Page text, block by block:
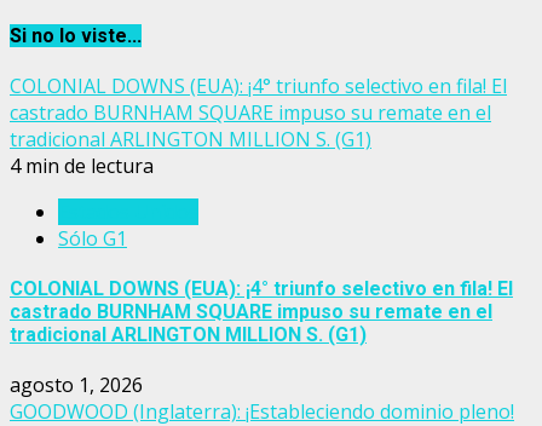
Si no lo viste...
COLONIAL DOWNS (EUA): ¡4° triunfo selectivo en fila! El
castrado BURNHAM SQUARE impuso su remate en el
tradicional ARLINGTON MILLION S. (G1)
4 min de lectura
Sólo G1
COLONIAL DOWNS (EUA): ¡4° triunfo selectivo en fila! El
castrado BURNHAM SQUARE impuso su remate en el
tradicional ARLINGTON MILLION S. (G1)
agosto 1, 2026
GOODWOOD (Inglaterra): ¡Estableciendo dominio pleno!